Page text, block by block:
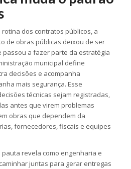
dos contratos públicos, a
de obras públicas deixou de ser
passou a fazer parte da estratégia
municipal define
decisões e acompanha
mais segurança. Esse
técnicas sejam registradas,
antes que virem problemas
obras que dependem da
fornecedores, fiscais e equipes
pauta revela como engenharia e
juntas para gerar entregas